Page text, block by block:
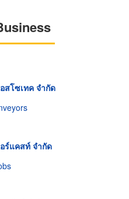
สโซเทค จำกัด
ร์แคสท์ จำกัด